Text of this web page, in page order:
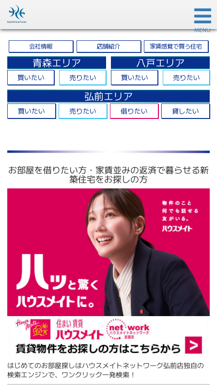
MENU
会社情報 店舗紹介 家賃感覚で買う住宅
青森エリア
買いたい 売りたい
八戸エリア
買いたい 売りたい
弘前エリア
買いたい 売りたい 借りたい 貸したい
お部屋を借りたい方・家賃並みの返済で暮らせる新
築住宅をお探しの方
はじめてのお部屋探しはハウスメイトネットワーク弘前店独自の
検索エンジンで、ワンクリック一発検索！